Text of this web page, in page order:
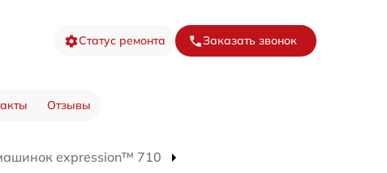
Статус ремонта Заказать звонок
Отзывы
expression™ 710